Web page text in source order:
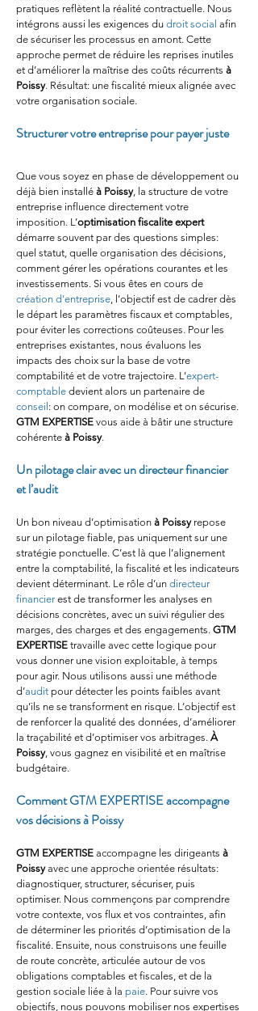
pratiques reflètent la réalité contractuelle. Nous
intégrons aussi les exigences du droit social afin
de sécuriser les processus en amont. Cette
approche permet de réduire les reprises inutiles
et d’améliorer la maîtrise des coûts récurrents à
Poissy. Résultat: une fiscalité mieux alignée avec
votre organisation sociale.
Structurer votre entreprise pour payer juste
Que vous soyez en phase de développement ou
déjà bien installé à Poissy, la structure de votre
entreprise influence directement votre
imposition. L’optimisation fiscalite expert
démarre souvent par des questions simples:
quel statut, quelle organisation des décisions,
comment gérer les opérations courantes et les
investissements. Si vous êtes en cours de
création d'entreprise, l’objectif est de cadrer dès
le départ les paramètres fiscaux et comptables,
pour éviter les corrections coûteuses. Pour les
entreprises existantes, nous évaluons les
impacts des choix sur la base de votre
comptabilité et de votre trajectoire. L’expert-
comptable devient alors un partenaire de
conseil : on compare, on modélise et on sécurise.
GTM EXPERTISE vous aide à bâtir une structure
cohérente à Poissy.
Un pilotage clair avec un directeur financier
et l’audit
Un bon niveau d’optimisation à Poissy repose
sur un pilotage fiable, pas uniquement sur une
stratégie ponctuelle. C’est là que l’alignement
entre la comptabilité, la fiscalité et les indicateurs
devient déterminant. Le rôle d’un directeur
financier est de transformer les analyses en
décisions concrètes, avec un suivi régulier des
marges, des charges et des engagements. GTM
EXPERTISE travaille avec cette logique pour
vous donner une vision exploitable, à temps
pour agir. Nous utilisons aussi une méthode
d’audit pour détecter les points faibles avant
qu’ils ne se transforment en risque. L’objectif est
de renforcer la qualité des données, d’améliorer
la traçabilité et d’optimiser vos arbitrages. À
Poissy, vous gagnez en visibilité et en maîtrise
budgétaire.
Comment GTM EXPERTISE accompagne
vos décisions à Poissy
GTM EXPERTISE accompagne les dirigeants à
Poissy avec une approche orientée résultats:
diagnostiquer, structurer, sécuriser, puis
optimiser. Nous commençons par comprendre
votre contexte, vos flux et vos contraintes, afin
de déterminer les priorités d’optimisation de la
fiscalité. Ensuite, nous construisons une feuille
de route concrète, articulée autour de vos
obligations comptables et fiscales, et de la
gestion sociale liée à la paie. Pour suivre vos
objectifs, nous pouvons mobiliser nos expertises